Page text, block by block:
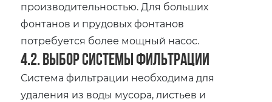
производительностью. Для больших
фонтанов и прудовых фонтанов
потребуется более мощный насос.
4.2. Выбор системы фильтрации
Система фильтрации необходима для
удаления из воды мусора‚ листьев и